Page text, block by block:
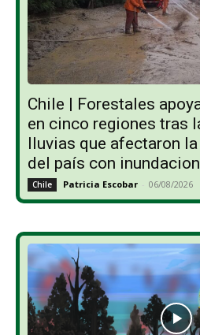
Chile | Forestales
en cinco regiones tras
lluvias que afectaron
del país con
Chile Patricia Escobar - 06/08/2026